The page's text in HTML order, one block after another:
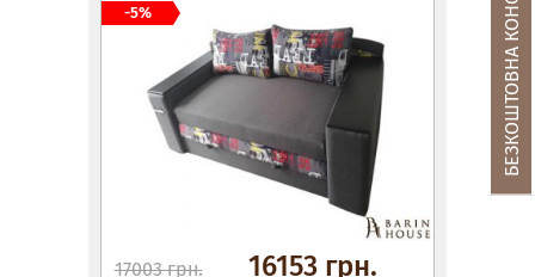
17003 грн. 16153 грн.
-5%